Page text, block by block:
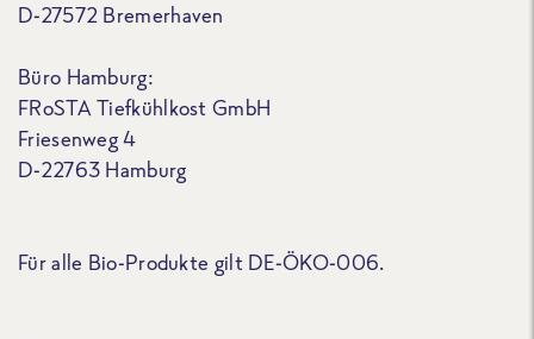
D-27572 Bremerhaven
Büro Hamburg:
FRoSTA Tiefkühlkost GmbH
Friesenweg 4
D-22763 Hamburg
Für alle Bio-Produkte gilt DE-ÖKO-006.